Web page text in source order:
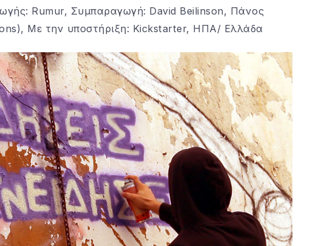
Rumur, Συμπαραγωγή: David Beilinson, Πάνος
Με την υποστήριξη: Kickstarter, ΗΠΑ/ Ελλάδα